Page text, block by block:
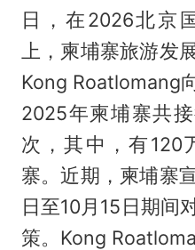
日，在2026北京
上，柬埔寨旅游发
Kong Roatlomang
2025年柬埔寨共
次，其中，有120
寨。近期，柬埔寨
日至10月15日期间
策。Kong